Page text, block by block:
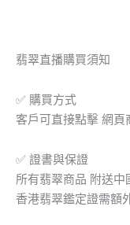
翡翠直播購買須知
✅ 購買方式
客戶可直接點擊 網頁
✅ 證書與保證
所有翡翠商品 附送中
香港翡翠鑑定證需額